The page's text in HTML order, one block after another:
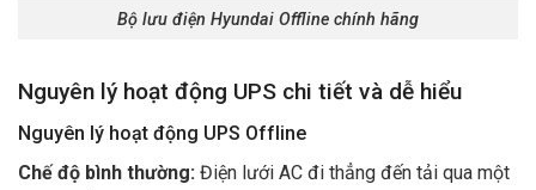
Bộ lưu điện Hyundai Offline chính hãng
Nguyên lý hoạt động UPS chi tiết và dễ hiểu
Nguyên lý hoạt động UPS Offline
Chế độ bình thường: Điện lưới AC đi thẳng đến tải qua một